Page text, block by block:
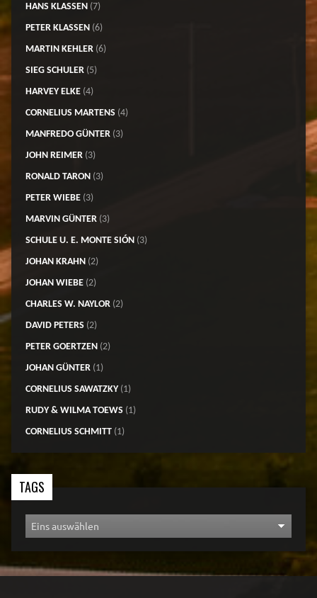
HANS KLASSEN(7)
PETER KLASSEN(6)
MARTIN KEHLER(6)
SIEG SCHULER(5)
HARVEY ELKE(4)
CORNELIUS MARTENS(4)
MANFREDO GÜNTER(3)
JOHN REIMER(3)
RONALD TARON(3)
PETER WIEBE(3)
MARVIN GÜNTER(3)
SCHULE U. E. MONTE SIÓN(3)
JOHAN KRAHN(2)
JOHAN WIEBE(2)
CHARLES W. NAYLOR(2)
DAVID PETERS(2)
PETER GOERTZEN(2)
JOHAN GÜNTER(1)
CORNELIUS SAWATZKY(1)
RUDY & WILMA TOEWS(1)
CORNELIUS SCHMITT(1)
TAGS